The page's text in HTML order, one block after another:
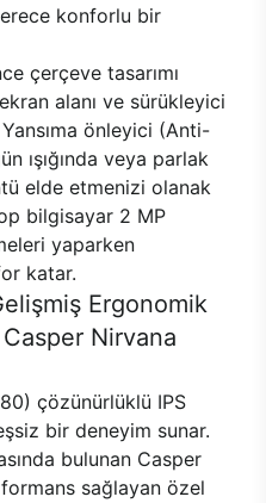
konforlu bir
çerçeve tasarımı
alanı ve sürükleyici
önleyici (Anti-
ışığında veya parlak
elde etmenizi olanak
bilgisayar 2 MP
yaparken
katar.
Ergonomik
Nirvana
çözünürlüklü IPS
bir deneyim sunar.
bulunan Casper
sağlayan özel